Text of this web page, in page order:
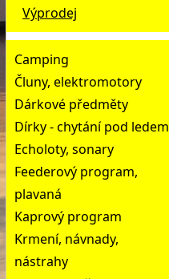
Výprodej
Camping
Čluny, elektromotory
Dárkové předměty
Dírky - chytání pod ledem
Echoloty, sonary
Feederový program,
plavaná
Kaprový program
Krmení, návnady,
nástrahy